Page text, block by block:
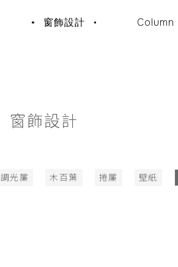
窗飾設計 Column
窗飾設計
調光簾 木百葉 捲簾 壁紙